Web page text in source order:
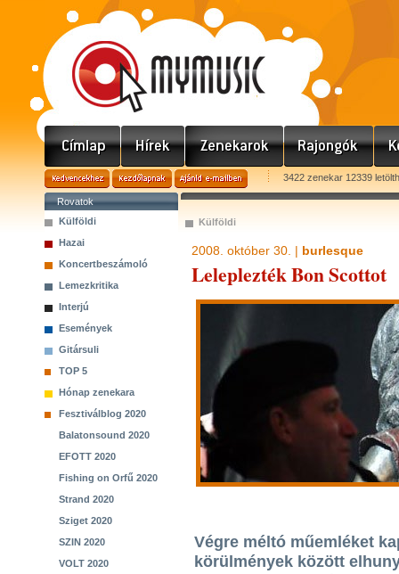
3422 zenekar 12339
Rovatok
Külföldi
Hazai
Koncertbeszámoló
Lemezkritika
Interjú
Események
Gitársuli
TOP 5
Hónap zenekara
Fesztiválblog 2020
Balatonsound 2020
EFOTT 2020
Fishing on Orfű 2020
Strand 2020
Sziget 2020
SZIN 2020
VOLT 2020
Külföldi
2008. október 30. | burlesque
Leleplezték Bon Scottot
Végre méltó műemléket
körülmények között